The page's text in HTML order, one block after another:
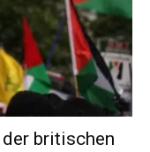
britischen